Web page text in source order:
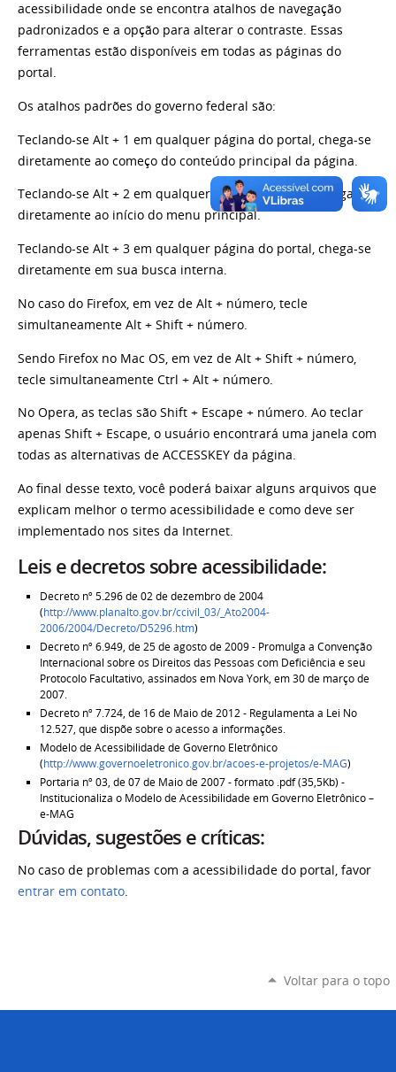
acessibilidade onde se encontra atalhos de navegação
padronizados e a opção para alterar o contraste. Essas
ferramentas estão disponíveis em todas as páginas do
portal.
Os atalhos padrões do governo federal são:
Teclando-se Alt + 1 em qualquer página do portal, chega-se
diretamente ao começo do conteúdo principal da página.
Teclando-se Alt + 2 em qualquer página do portal, chega-se
diretamente ao início do menu principal.
Teclando-se Alt + 3 em qualquer página do portal, chega-se
diretamente em sua busca interna.
No caso do Firefox, em vez de Alt + número, tecle
simultaneamente Alt + Shift + número.
Sendo Firefox no Mac OS, em vez de Alt + Shift + número,
tecle simultaneamente Ctrl + Alt + número.
No Opera, as teclas são Shift + Escape + número. Ao teclar
apenas Shift + Escape, o usuário encontrará uma janela com
todas as alternativas de ACCESSKEY da página.
Ao final desse texto, você poderá baixar alguns arquivos que
explicam melhor o termo acessibilidade e como deve ser
implementado nos sites da Internet.
Leis e decretos sobre acessibilidade:
Decreto nº 5.296 de 02 de dezembro de 2004
(http://www.planalto.gov.br/ccivil_03/_Ato2004-
2006/2004/Decreto/D5296.htm)
Decreto nº 6.949, de 25 de agosto de 2009 - Promulga a Convenção
Internacional sobre os Direitos das Pessoas com Deficiência e seu
Protocolo Facultativo, assinados em Nova York, em 30 de março de
2007.
Decreto nº 7.724, de 16 de Maio de 2012 - Regulamenta a Lei No
12.527, que dispõe sobre o acesso a informações.
Modelo de Acessibilidade de Governo Eletrônico
(http://www.governoeletronico.gov.br/acoes-e-projetos/e-MAG)
Portaria nº 03, de 07 de Maio de 2007 - formato .pdf (35,5Kb) -
Institucionaliza o Modelo de Acessibilidade em Governo Eletrônico –
e-MAG
Dúvidas, sugestões e críticas:
No caso de problemas com a acessibilidade do portal, favor
entrar em contato.
Voltar para o topo